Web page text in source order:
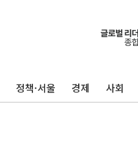
정책·서울 경제 사회